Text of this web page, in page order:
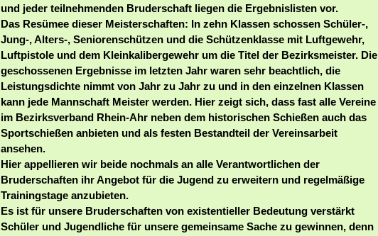
und jeder teilnehmenden Bruderschaft liegen die Ergebnislisten vor.
Das Resümee dieser Meisterschaften: In zehn Klassen schossen Schüler-,
Jung-, Alters-, Seniorenschützen und die Schützenklasse mit Luftgewehr,
Luftpistole und dem Kleinkalibergewehr um die Titel der Bezirksmeister. Die
geschossenen Ergebnisse im letzten Jahr waren sehr beachtlich, die
Leistungsdichte nimmt von Jahr zu Jahr zu und in den einzelnen Klassen
kann jede Mannschaft Meister werden. Hier zeigt sich, dass fast alle Vereine
im Bezirksverband Rhein-Ahr neben dem historischen Schießen auch das
Sportschießen anbieten und als festen Bestandteil der Vereinsarbeit
ansehen.
Hier appellieren wir beide nochmals an alle Verantwortlichen der
Bruderschaften ihr Angebot für die Jugend zu erweitern und regelmäßige
Trainingstage anzubieten.
Es ist für unsere Bruderschaften von existentieller Bedeutung verstärkt
Schüler und Jugendliche für unsere gemeinsame Sache zu gewinnen, denn